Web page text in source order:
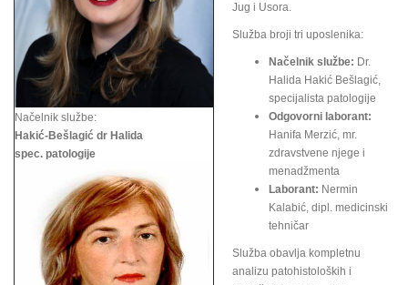
Načelnik službe:
Hakić-Bešlagić dr Halida
spec. patologije
Jug i Usora.
Služba broji tri uposlenika:
Načelnik službe: Dr.
Halida Hakić Bešlagić,
specijalista patologije
Odgovorni laborant:
Hanifa Merzić, mr.
zdravstvene njege i
menadžmenta
Laborant: Nermin
Kalabić, dipl. medicinski
tehničar
Služba obavlja kompletnu
analizu patohistoloških i